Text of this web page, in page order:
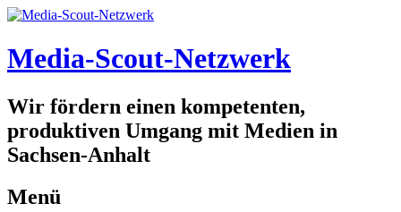
Media-Scout-Netzwerk
Wir fördern einen kompetenten,
produktiven Umgang mit Medien in
Sachsen-Anhalt
Menü